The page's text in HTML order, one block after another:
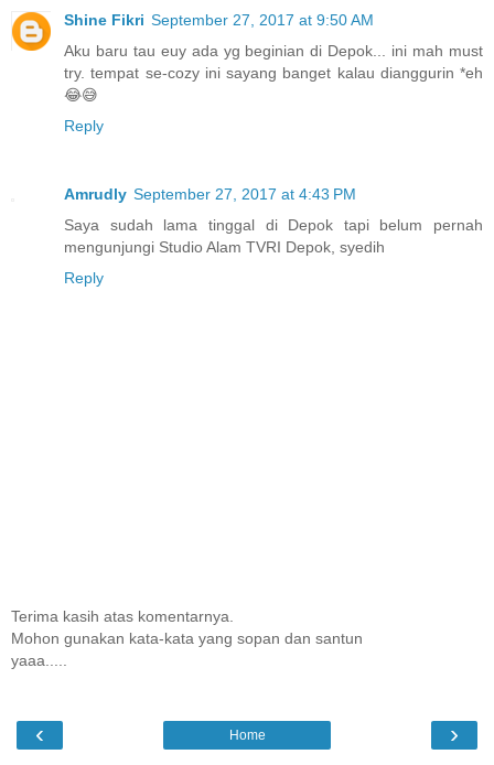
Shine Fikri September 27, 2017 at 9:50 AM
Aku baru tau euy ada yg beginian di Depok... ini mah must
try. tempat se-cozy ini sayang banget kalau dianggurin *eh
😂😅
Reply
Amrudly September 27, 2017 at 4:43 PM
Saya sudah lama tinggal di Depok tapi belum pernah
mengunjungi Studio Alam TVRI Depok, syedih
Reply
Terima kasih atas komentarnya.
Mohon gunakan kata-kata yang sopan dan santun
yaaa.....
‹ ›
Home